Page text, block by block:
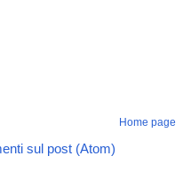
Home page
sul post (Atom)